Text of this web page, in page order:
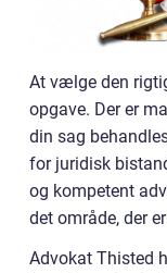
At vælge den
opgave. Der er
din sag
for juridisk
og kompetent
det område, der
Advokat Thisted